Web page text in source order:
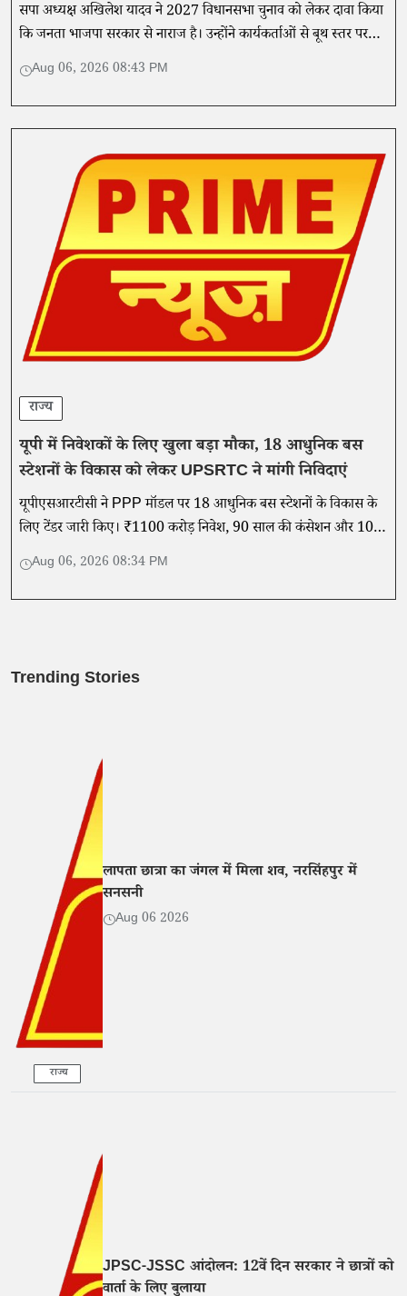
सपा अध्यक्ष अखिलेश यादव ने 2027 विधानसभा चुनाव को लेकर दावा किया
कि जनता भाजपा सरकार से नाराज है। उन्होंने कार्यकर्ताओं से बूथ स्तर पर
संगठन मजबूत करने की अपील की।
Aug 06, 2026 08:43 PM
राज्य
यूपी में निवेशकों के लिए खुला बड़ा मौका, 18 आधुनिक बस
स्टेशनों के विकास को लेकर UPSRTC ने मांगी निविदाएं
यूपीएसआरटीसी ने PPP मॉडल पर 18 आधुनिक बस स्टेशनों के विकास के
लिए टेंडर जारी किए। ₹1100 करोड़ निवेश, 90 साल की कंसेशन और 10
अगस्त तक आवेदन का अवसर।
Aug 06, 2026 08:34 PM
Trending Stories
राज्य
लापता छात्रा का जंगल में मिला शव, नरसिंहपुर में
सनसनी
Aug 06 2026
JPSC-JSSC आंदोलन: 12वें दिन सरकार ने छात्रों को
वार्ता के लिए बुलाया